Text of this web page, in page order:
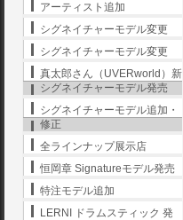
アーティスト追加
シグネイチャーモデル変更
シグネイチャーモデル変更
真太郎さん（UVERworld）新
シグネイチャーモデル発売
シグネイチャーモデル追加・
修正
全ラインナップ展示店
恒岡章 Signatureモデル発売
特注モデル追加
LERNI ドラムスティック 発